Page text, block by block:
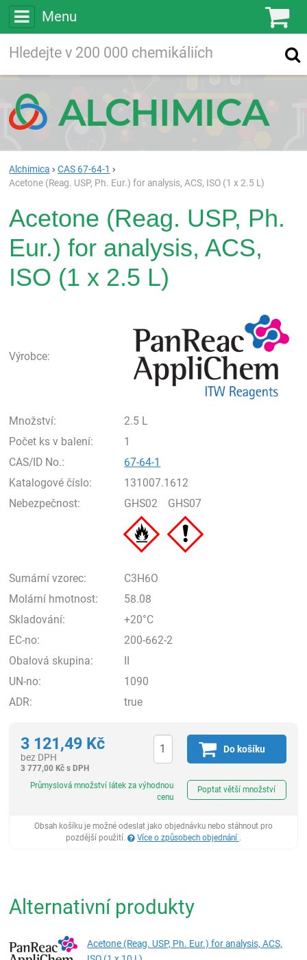
Menu
Vyhledávání
Alchimica
CAS 67-64-1
Acetone (Reag. USP, Ph. Eur.) for analysis, ACS, ISO (1 x 2.5 L)
Acetone (Reag. USP, Ph.
Eur.) for analysis, ACS,
ISO (1 x 2.5 L)
Výrobce:
Množství:
2.5 L
Počet ks v balení:
1
CAS/ID No.:
67-64-1
Katalogové číslo:
131007.1612
Nebezpečnost:
GHS02 GHS07
Sumární vzorec:
C3H6O
Molární hmotnost:
58.08
Skladování:
+20°C
EC-no:
200-662-2
Obalová skupina:
II
UN-no:
1090
ADR:
true
3 121,49 Kč
bez DPH
3 777,00Kč s DPH
Do košíku
Průmyslová množství látek za výhodnou
cenu
Poptat větší množství
Obsah košíku je možné odeslat jako objednávku nebo stáhnout pro
pozdější použití.
Více o způsobech objednání .
Alternativní produkty
Acetone (Reag. USP, Ph. Eur.) for analysis, ACS,